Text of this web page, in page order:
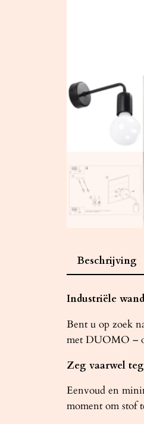
Beschrijving
Industriële
Bent u op zoek
met DUOMO –
Zeg vaarwel
Eenvoud en
moment om stof